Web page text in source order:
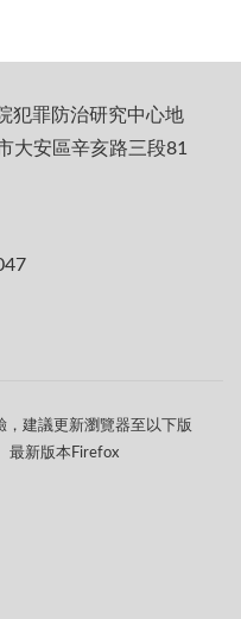
犯罪防治研究中心地
大安區辛亥路三段81
建議更新瀏覽器至以下版
最新版本Firefox